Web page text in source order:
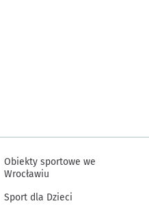
Obiekty sportowe we
Wrocławiu
Sport dla Dzieci